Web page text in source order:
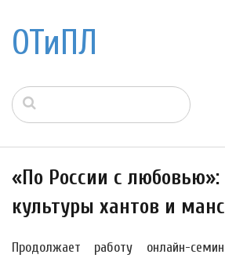
ОТиПЛ
«По России с
культуры хантов и
Продолжает работу онлайн-